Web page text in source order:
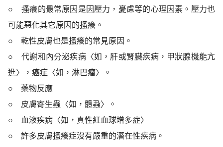
○
搔癢的最常原因是因壓力，憂慮等的心理因素。壓力也
可能惡化其它原因的搔癢。
○
乾性皮膚也是搔癢的常見原因。
○
代謝和內分泌疾病〈如，肝或腎臟疾病，甲狀腺機能亢
進〉，癌症〈如，淋巴瘤〉。
○
藥物反應
○
皮膚寄生蟲〈如，體蝨〉。
○
血液疾病〈如，真性紅血球增多症〉
○
許多皮膚搔癢症沒有嚴重的潛在性疾病。